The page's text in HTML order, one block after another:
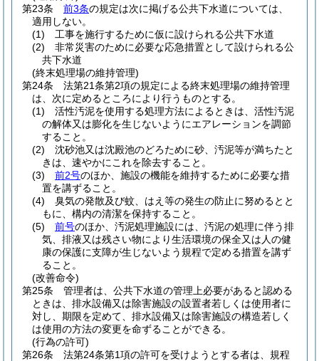
第23条
前3条の規定は次に掲げる公共下水道については、
適用しない。
(1)
工事を施行するために仮に設けられる公共下水道
(2)
非常災害のために必要な応急措置として設けられる公
共下水道
(終末処理場の維持管理)
第24条
法第21条第2項の規定による終末処理場の維持管理
は、次に定めるところにより行うものとする。
(1)
活性汚泥を使用する処理方法によるときは、活性汚泥
の解体又は膨化を生じないようにエアレーションを調節
すること。
(2)
沈砂池又は沈殿池のどろために砂、汚泥等が満ちたと
きは、速やかにこれを除去すること。
(3)
前2号のほか、施設の機能を維持するために必要な措
置を講ずること。
(4)
臭気の発散及び蚊、はえ等の発生の防止に努めるとと
もに、構内の清潔を保持すること。
(5)
前号のほか、汚泥処理施設には、汚泥の処理に伴う排
気、排液又は残さい物により生活環境の保全又は人の健
康の保護に支障が生じないよう規程で定める措置を講ず
ること。
(改善命令)
第25条
管理者は、公共下水道の管理上必要があると認める
ときは、排水設備又は除害施設の設置者若しくは使用者に
対し、期限を定めて、排水設備又は除害施設の構造若しく
は使用の方法の変更を命ずることができる。
(行為の許可)
第26条
法第24条第1項の許可を受けようとする者は、規程